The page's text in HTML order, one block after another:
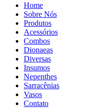
Home
Sobre Nós
Produtos
Acessórios
Combos
Dionaeas
Diversas
Insumos
Nepenthes
Sarracênias
Vasos
Contato